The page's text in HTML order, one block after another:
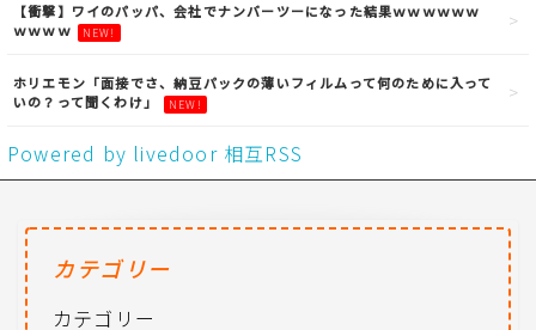
【衝撃】ワイのパッパ、会社でナンバーツーになった結果ｗｗｗｗｗｗ
ｗｗｗｗ
NEW!
ホリエモン「面接でさ、納豆パックの薄いフィルムって何のために入って
いの？って聞くわけ」
NEW!
Powered by livedoor 相互RSS
カテゴリー
カテゴリー